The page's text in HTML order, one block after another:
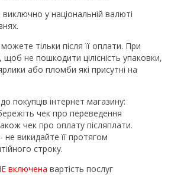
у національній валюті
тільки після її оплати. При
не пошкодити цілісність упаковки,
або пломби які присутні на
покупців інтернет магазину:
чек про переведення
чек про оплату післяплати.
викидайте її протягом
строку.
включена вартість послуг